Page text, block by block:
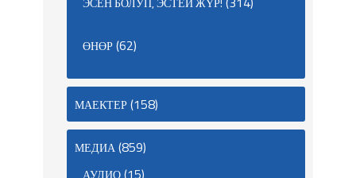
ӨНӨР(62)
МАЕКТЕР(158)
МЕДИА(859)